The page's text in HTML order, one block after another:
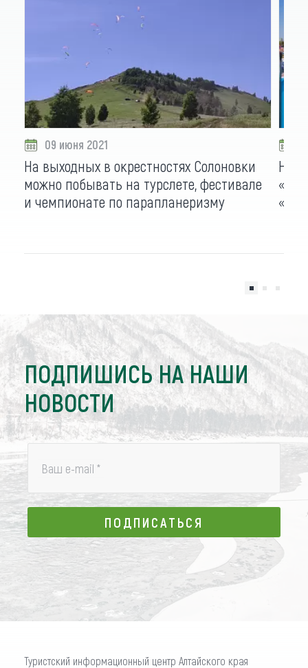
09 июня 2021
На выходных в окрестностях Солоновки
можно побывать на турслете, фестивале
и чемпионате по парапланеризму
На
ПОДПИШИСЬ НА НАШИ
НОВОСТИ
Ваш e-mail *
ПОДПИСАТЬСЯ
ПОДПИСАТЬСЯ
Туристский информационный центр Алтайского края